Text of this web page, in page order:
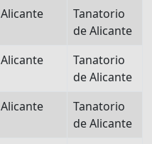
Alicante
Tanatorio
de Alicante
Alicante
Tanatorio
de Alicante
Alicante
Tanatorio
de Alicante